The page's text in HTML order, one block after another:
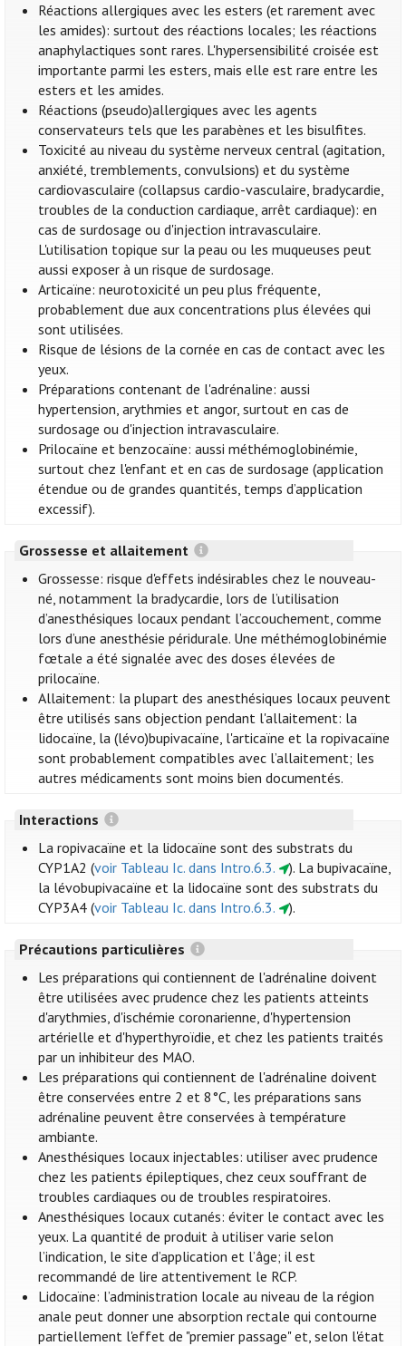
Réactions allergiques avec les esters (et rarement avec
les amides): surtout des réactions locales; les réactions
anaphylactiques sont rares. L'hypersensibilité croisée est
importante parmi les esters, mais elle est rare entre les
esters et les amides.
Réactions (pseudo)allergiques avec les agents
conservateurs tels que les parabènes et les bisulfites.
Toxicité au niveau du système nerveux central (agitation,
anxiété, tremblements, convulsions) et du système
cardiovasculaire (collapsus cardio-vasculaire, bradycardie,
troubles de la conduction cardiaque, arrêt cardiaque): en
cas de surdosage ou d'injection intravasculaire.
L'utilisation topique sur la peau ou les muqueuses peut
aussi exposer à un risque de surdosage.
Articaïne: neurotoxicité un peu plus fréquente,
probablement due aux concentrations plus élevées qui
sont utilisées.
Risque de lésions de la cornée en cas de contact avec les
yeux.
Préparations contenant de l'adrénaline: aussi
hypertension, arythmies et angor, surtout en cas de
surdosage ou d'injection intravasculaire.
Prilocaïne et benzocaïne: aussi méthémoglobinémie,
surtout chez l'enfant et en cas de surdosage (application
étendue ou de grandes quantités, temps d’application
excessif).
Grossesse et allaitement
Grossesse: risque d'effets indésirables chez le nouveau-
né, notamment la bradycardie, lors de l’utilisation
d’anesthésiques locaux pendant l’accouchement, comme
lors d’une anesthésie péridurale. Une méthémoglobinémie
fœtale a été signalée avec des doses élevées de
prilocaïne.
Allaitement: la plupart des anesthésiques locaux peuvent
être utilisés sans objection pendant l'allaitement: la
lidocaïne, la (lévo)bupivacaïne, l'articaïne et la ropivacaïne
sont probablement compatibles avec l’allaitement; les
autres médicaments sont moins bien documentés.
Interactions
La ropivacaïne et la lidocaïne sont des substrats du
CYP1A2 (voir Tableau Ic. dans Intro.6.3.
). La bupivacaïne,
la lévobupivacaïne et la lidocaïne sont des substrats du
CYP3A4 (voir Tableau Ic. dans Intro.6.3. ).
Précautions particulières
Les préparations qui contiennent de l'adrénaline doivent
être utilisées avec prudence chez les patients atteints
d'arythmies, d'ischémie coronarienne, d'hypertension
artérielle et d'hyperthyroïdie, et chez les patients traités
par un inhibiteur des MAO.
Les préparations qui contiennent de l'adrénaline doivent
être conservées entre 2 et 8°C, les préparations sans
adrénaline peuvent être conservées à température
ambiante.
Anesthésiques locaux injectables: utiliser avec prudence
chez les patients épileptiques, chez ceux souffrant de
troubles cardiaques ou de troubles respiratoires.
Anesthésiques locaux cutanés: éviter le contact avec les
yeux. La quantité de produit à utiliser varie selon
l’indication, le site d’application et l’âge; il est
recommandé de lire attentivement le RCP.
Lidocaïne: l’administration locale au niveau de la région
anale peut donner une absorption rectale qui contourne
partiellement l'effet de "premier passage" et, selon l'état